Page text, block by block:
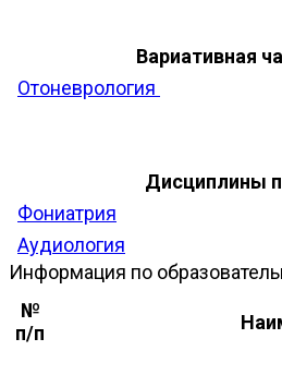
Вариативная
Отоневрология
Дисциплины
Фониатрия
Аудиология
Информация по
№
п/п